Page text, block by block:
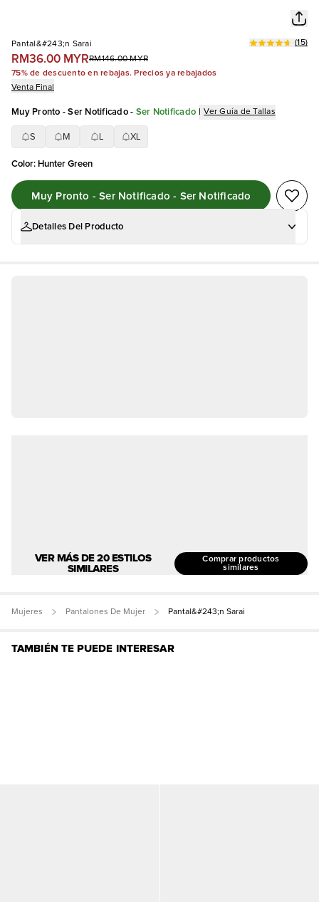
Pantal&#243;n Sarai
RM36.00 MYRRM146.00 MYR
(15)
75% de descuento en rebajas. Precios ya rebajados
Venta Final
Muy Pronto - Ser Notificado- Ser Notificado | Ver Guía de Tallas
S M XL
Color: Hunter Green
Muy Pronto - Ser Notificado - Ser Notificado
Detalles Del Producto
VER MÁS DE 20 ESTILOS
SIMILARES
Comprar productos
similares
Mujeres Pantalones De Mujer Pantal&#243;n Sarai
TAMBIÉN TE PUEDE INTERESAR